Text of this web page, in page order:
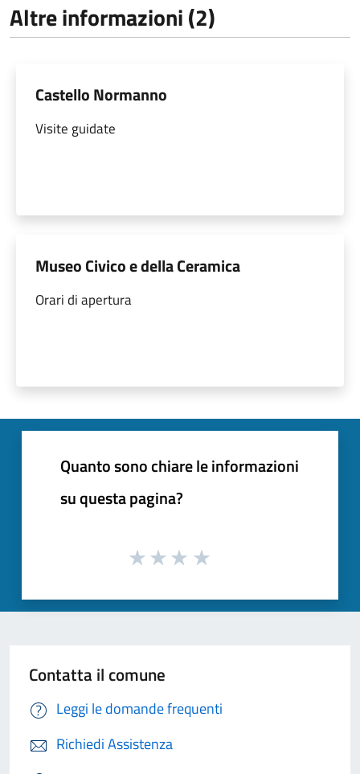
Altre informazioni (2)
Castello Normanno
Visite guidate
Museo Civico e della Ceramica
Orari di apertura
Quanto sono chiare le informazioni
su questa pagina?
Contatta il comune
Leggi le domande frequenti
Richiedi Assistenza